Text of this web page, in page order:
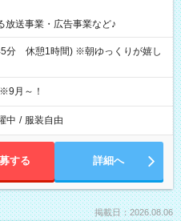
送事業・広告事業など♪
分 休憩1時間) ※朝ゆっくりが嬉し
月～！
中 / 服装自由
する 詳細へ
掲載日：2026.08.06